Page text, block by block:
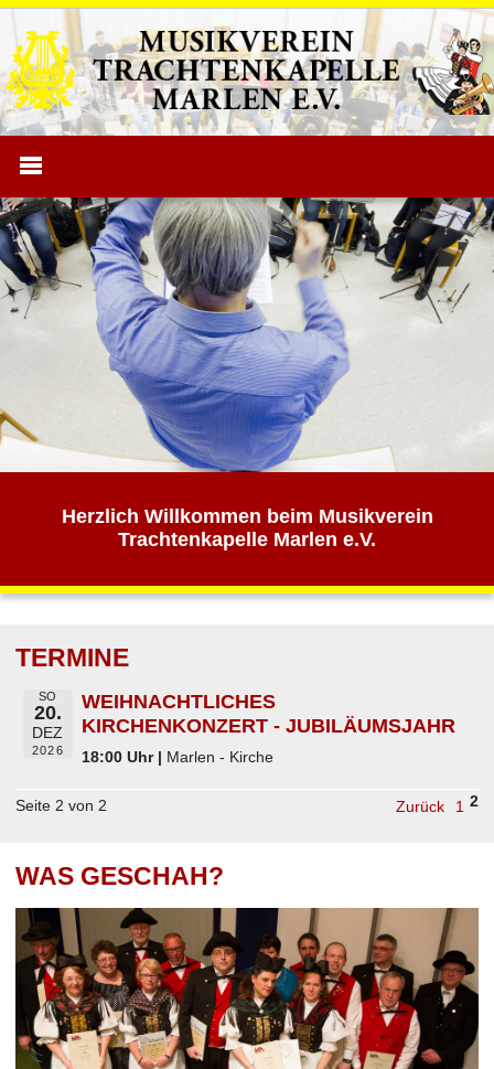
Herzlich Willkommen beim Musikverein
Trachtenkapelle Marlen e.V.
TERMINE
SO
20.
DEZ
2026
WEIHNACHTLICHES
KIRCHENKONZERT - JUBILÄUMSJAHR
18:00 Uhr | Marlen - Kirche
Seite 2 von 2 Zurück 1 2
WAS GESCHAH?